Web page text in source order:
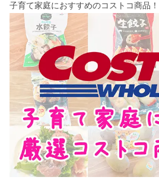
子育て家庭におすすめのコストコ商品！